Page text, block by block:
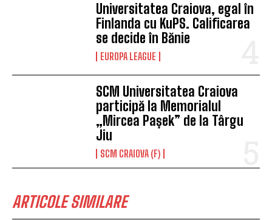
Universitatea Craiova, egal în
Finlanda cu KuPS. Calificarea
se decide în Bănie
EUROPA LEAGUE
SCM Universitatea Craiova
participă la Memorialul
„Mircea Pașek” de la Târgu
Jiu
SCM CRAIOVA (F)
ARTICOLE SIMILARE